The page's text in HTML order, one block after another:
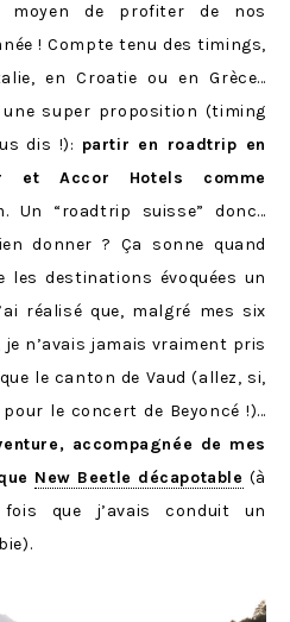
moyen de profiter de nos
! Compte tenu des timings,
en Croatie ou en Grèce…
une super proposition (timing
dis !): partir en roadtrip en
et Accor Hotels comme
Un “roadtrip suisse” donc…
donner ? Ça sonne quand
les destinations évoquées un
réalisé que, malgré mes six
je n’avais jamais vraiment pris
le canton de Vaud (allez, si,
le concert de Beyoncé !)…
accompagnée de mes
New Beetle décapotable (à
que j’avais conduit un